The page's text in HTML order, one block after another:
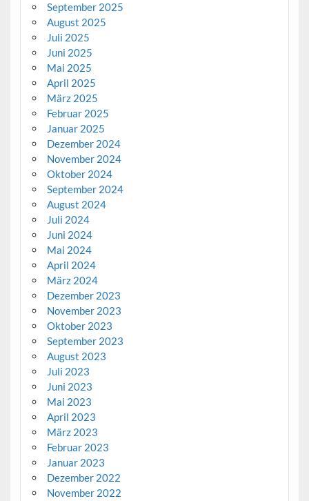
September 2025
August 2025
Juli 2025
Juni 2025
Mai 2025
April 2025
März 2025
Februar 2025
Januar 2025
Dezember 2024
November 2024
Oktober 2024
September 2024
August 2024
Juli 2024
Juni 2024
Mai 2024
April 2024
März 2024
Dezember 2023
November 2023
Oktober 2023
September 2023
August 2023
Juli 2023
Juni 2023
Mai 2023
April 2023
März 2023
Februar 2023
Januar 2023
Dezember 2022
November 2022